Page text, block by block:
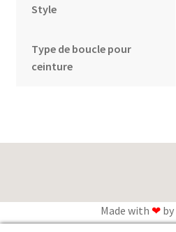
Style
Type de boucle pour
ceinture
Made with ❤by